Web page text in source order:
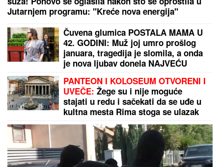
SKROZ PROVIDNA ČIPKANA HALJINA PREKO
CRNOG BIKINIJA!Svi pogledi uprti u Nedu Ukraden
u Crnoj Gori: Ispija šampanjac na plaži, nikad
opuštenija
IZBEGNITE PREVARE:Evo kako da u
sekundi izračunate kvadraturu za
krečenje - Majstorska tajna!
TRADICIJA GOVORI SVOJE:Dan za
Zvezdine pobede - 11. avgust